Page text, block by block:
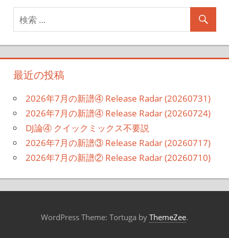
最近の投稿
2026年7月の新譜④ Release Radar (20260731)
2026年7月の新譜④ Release Radar (20260724)
DJ論④ クイックミックス不要説
2026年7月の新譜③ Release Radar (20260717)
2026年7月の新譜② Release Radar (20260710)
WordPress Theme: Tortuga by ThemeZee.